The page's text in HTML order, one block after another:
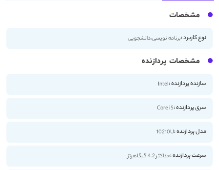
مشخصات
نوع کاربرد :برنامه نویسی،دانشجویی
مشخصات پردازنده
سازنده پردازنده :Intel
سری پردازنده :Core i5
مدل پردازنده :10210U
سرعت پردازنده :حداکثر 4.2 گیگاهرتز